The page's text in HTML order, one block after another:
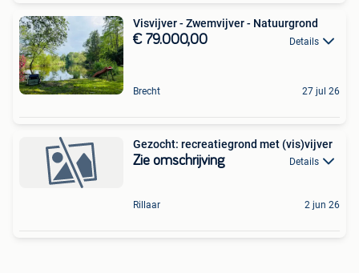
Visvijver - Zwemvijver - Natuurgrond
€ 79.000,00 Details
Brecht 27 jul 26
Gezocht: recreatiegrond met (vis)vijver
Zie omschrijving Details
Rillaar 2 jun 26